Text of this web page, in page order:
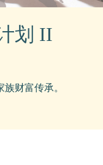
划 II
财富传承。